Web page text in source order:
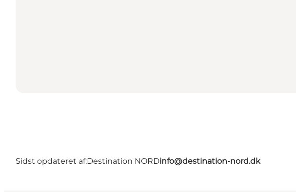
Sidst opdateret af:Destination NORDinfo@destination-nord.dk